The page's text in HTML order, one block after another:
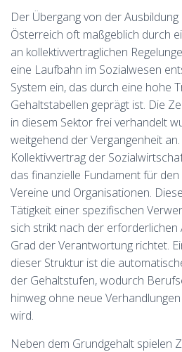
Der Übergang von der
Österreich oft maßgeblich durch
an kollektivvertraglichen
eine Laufbahn im Sozialwesen
System ein, das durch eine hohe
Gehaltstabellen geprägt ist. Die
in diesem Sektor frei verhandelt
weitgehend der Vergangenheit
Kollektivvertrag der
das finanzielle Fundament für
Vereine und Organisationen.
Tätigkeit einer spezifischen
sich strikt nach der erforderlichen
Grad der Verantwortung richtet.
dieser Struktur ist die
der Gehaltstufen, wodurch
hinweg ohne neue
wird.
Neben dem Grundgehalt spielen